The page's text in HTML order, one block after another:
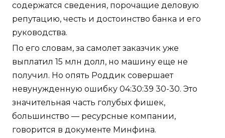
содержатся сведения, порочащие деловую
репутацию, честь и достоинство банка и его
руководства.
По его словам, за самолет заказчик уже
выплатил 15 млн долл, но машину еще не
получил. Но опять Роддик совершает
невунужденную ошибку 04:30:39 30-30. Это
значительная часть голубых фишек,
большинство — ресурсные компании,
говорится в документе Минфина.